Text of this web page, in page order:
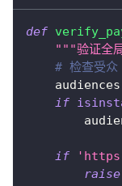
def
"""验证全
# 检查受
    audiences
if
if
raise